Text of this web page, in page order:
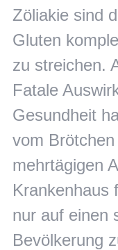
Zöliakie sind
Gluten
zu streichen.
Fatale
Gesundheit
vom
mehrtägigen
Krankenhaus
nur auf einen
Bevölkerung